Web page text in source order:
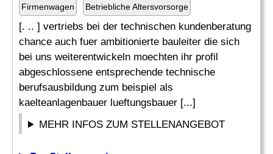
Firmenwagen Betriebliche Altersvorsorge
[. .. ] vertriebs bei der technischen kundenberatung
chance auch fuer ambitionierte bauleiter die sich
bei uns weiterentwickeln moechten ihr profil
abgeschlossene entsprechende technische
berufsausbildung zum beispiel als
kaelteanlagenbauer lueftungsbauer [...]
MEHR INFOS ZUM STELLENANGEBOT